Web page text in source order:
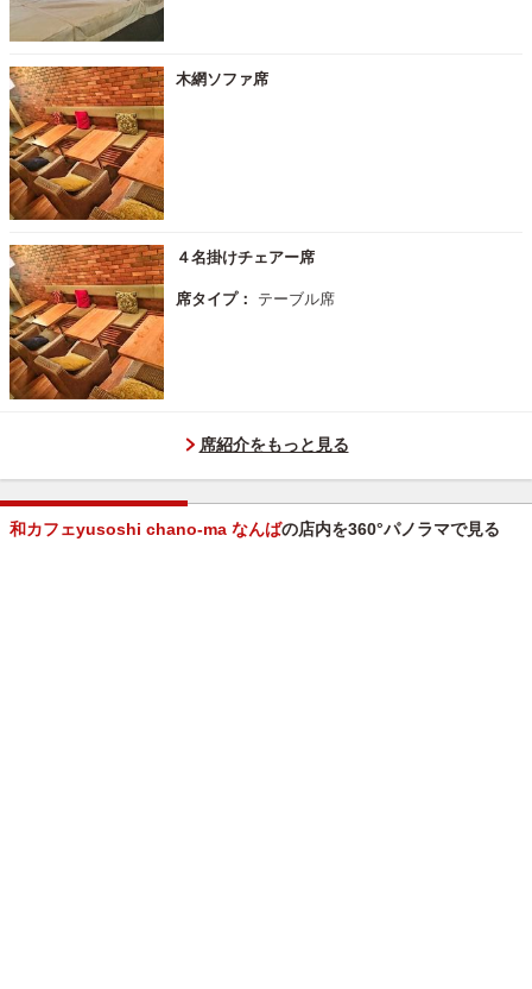
木網ソファ席
４名掛けチェアー席
席タイプ： テーブル席
席紹介をもっと見る
和カフェyusoshi chano-ma なんばの店内を360°パノラマで見る